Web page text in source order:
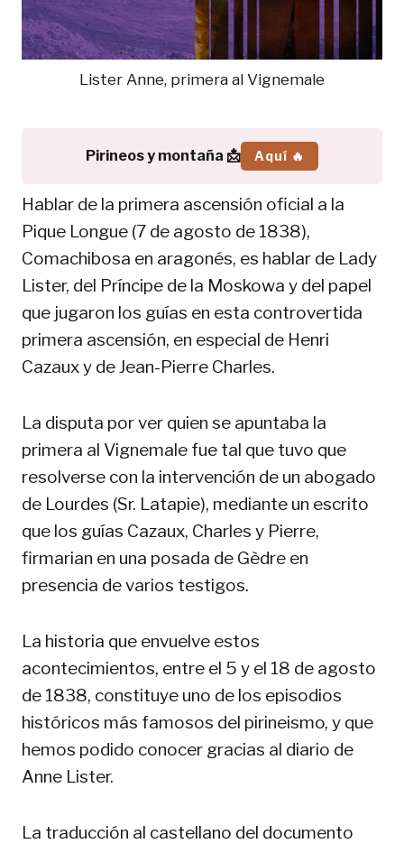
Lister Anne, primera al Vignemale
Pirineos y montaña 📩 Aquí 🔥
Hablar de la primera ascensión oficial a la
Pique Longue (7 de agosto de 1838),
Comachibosa en aragonés, es hablar de Lady
Lister, del Príncipe de la Moskowa y del papel
que jugaron los guías en esta controvertida
primera ascensión, en especial de Henri
Cazaux y de Jean-Pierre Charles.
La disputa por ver quien se apuntaba la
primera al Vignemale fue tal que tuvo que
resolverse con la intervención de un abogado
de Lourdes (Sr. Latapie), mediante un escrito
que los guías Cazaux, Charles y Pierre,
firmarian en una posada de Gèdre en
presencia de varios testigos.
La historia que envuelve estos
acontecimientos, entre el 5 y el 18 de agosto
de 1838, constituye uno de los episodios
históricos más famosos del pirineismo, y que
hemos podido conocer gracias al diario de
Anne Lister.
La traducción al castellano del documento